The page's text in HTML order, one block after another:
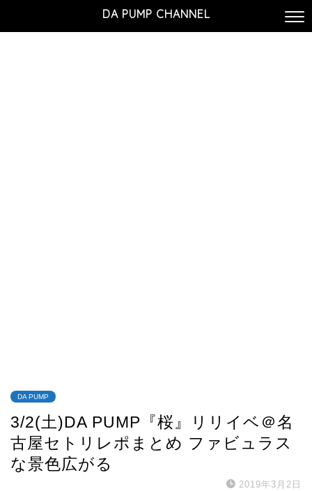
DA PUMP CHANNEL
DA PUMP
3/2(土)DA PUMP『桜』リリイベ＠名
古屋セトリレポまとめ ファビュラス
な景色広がる
2019年3月2日